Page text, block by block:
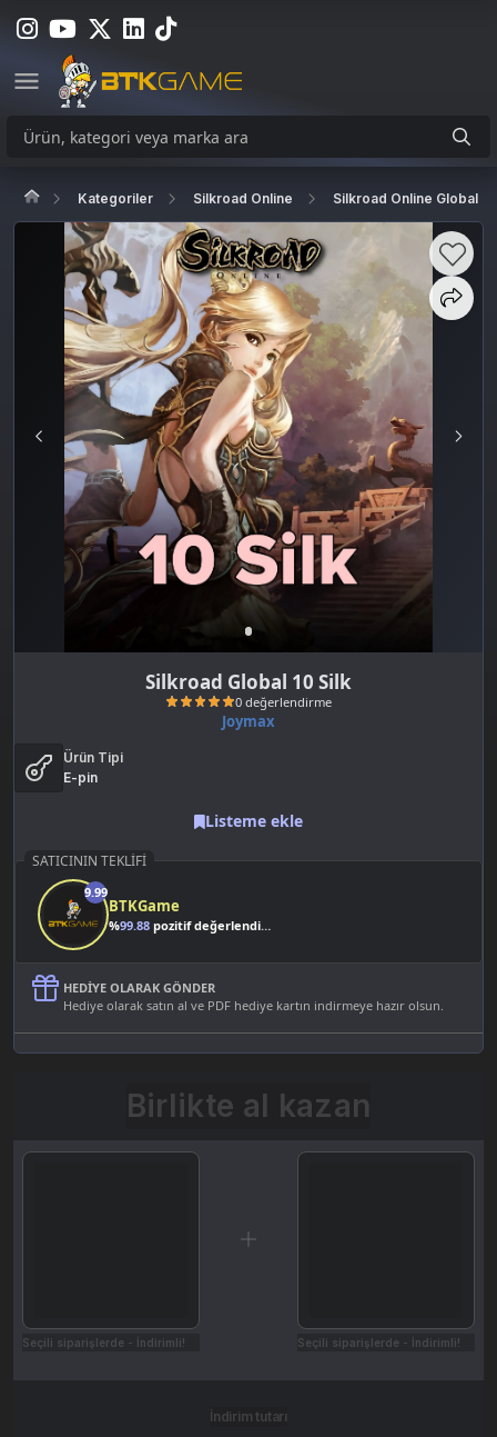
Kategoriler Silkroad Online Silkroad Online Global
Silkroad Global 10 Silk
Joymax
Ürün Tipi
E-pin
Listeme ekle
SATICININ TEKLIFI
9.99
BTKGame
%99.88 pozitif değerlendirme
HEDIYE OLARAK GÖNDER
Hediye olarak satın al ve PDF hediye kartın indirmeye hazır olsun.
Birlikte al kazan
Seçili siparişlerde - İndirimli! Seçili siparişlerde - İndirimli!
İndirim tutarı